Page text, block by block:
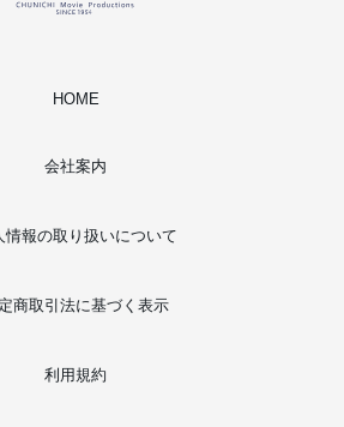
HOME
会社案内
情報の取り扱いについて
商取引法に基づく表示
利用規約